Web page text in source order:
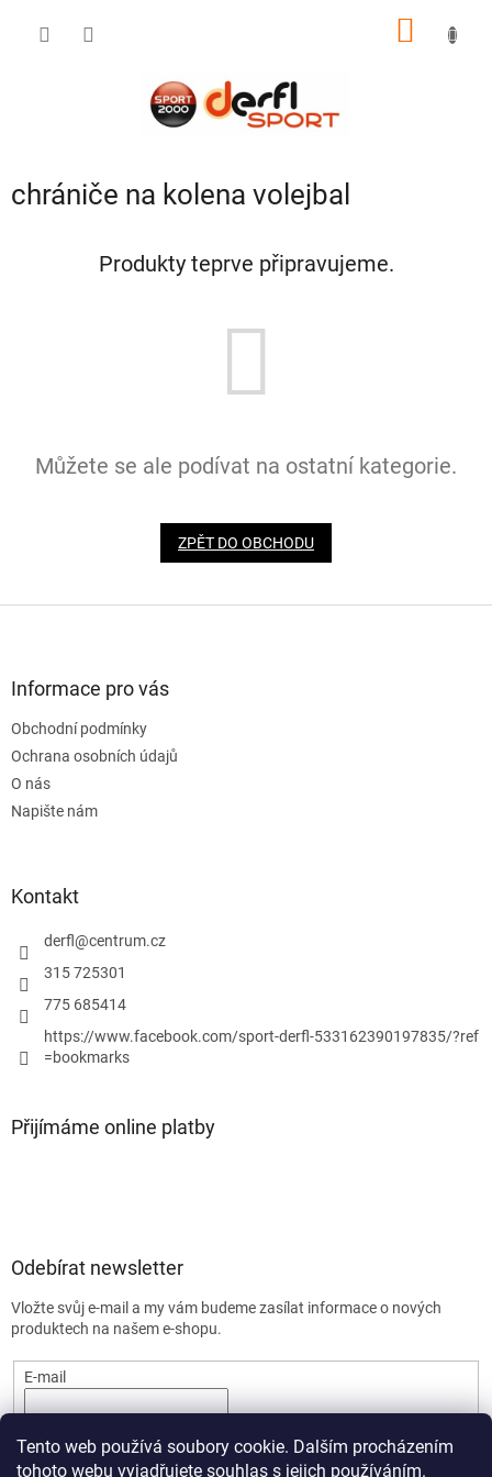
Tento web používá soubory cookie. Dalším procházením
tohoto webu vyjadřujete souhlas s jejich používáním.
chrániče na kolena volejbal
Produkty teprve připravujeme.
Můžete se ale podívat na ostatní kategorie.
ZPĚT DO OBCHODU
Informace pro vás
Obchodní podmínky
Ochrana osobních údajů
O nás
Napište nám
Kontakt
derfl@centrum.cz
315 725301
775 685414
https://www.facebook.com/sport-derfl-533162390197835/?ref
=bookmarks
Přijímáme online platby
Odebírat newsletter
Vložte svůj e-mail a my vám budeme zasílat informace o nových
produktech na našem e-shopu.
E-mail
PŘIHLÁSIT SE